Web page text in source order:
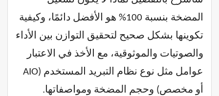
المضخة بنسبة 100% هو الأفضل دائمًا، وكيفية
تكوينها بشكل صحيح لتحقيق التوازن بين الأداء
والصوتيات والموثوقية، مع الأخذ في الاعتبار
عوامل مثل نوع نظام التبريد المستخدم (AIO
أو مخصص) وحجم المضخة ومواصفاتها.